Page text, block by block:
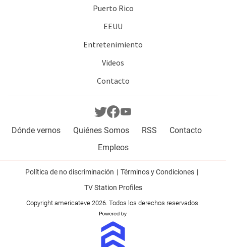
Puerto Rico
EEUU
Entretenimiento
Videos
Contacto
Dónde vernos Quiénes Somos RSS
Contacto
Empleos
Política de no discriminación
Términos y Condiciones
TV Station Profiles
Copyright americateve 2026. Todos los derechos reservados.